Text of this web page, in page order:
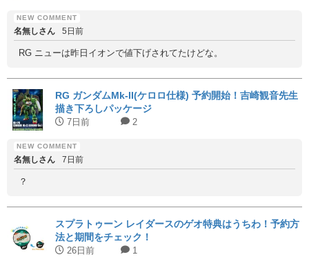
名無しさん 5日前
RG ニューは昨日イオンで値下げされてたけどな。
RG ガンダムMk-II(ケロロ仕様) 予約開始！吉崎観音先生
描き下ろしパッケージ
7日前 2
名無しさん 7日前
？
スプラトゥーン レイダースのゲオ特典はうちわ！予約方
法と期間をチェック！
26日前 1